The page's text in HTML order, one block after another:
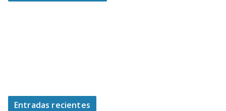
Entradas recientes